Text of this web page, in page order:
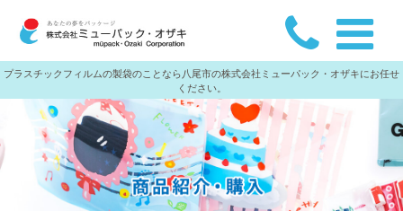
プラスチックフィルムの製袋のことなら八尾市の株式会社ミューパック・オザキにお任せ
ください。